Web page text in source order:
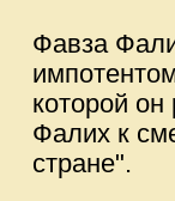
Фавза
которой
Фалих к
стране".